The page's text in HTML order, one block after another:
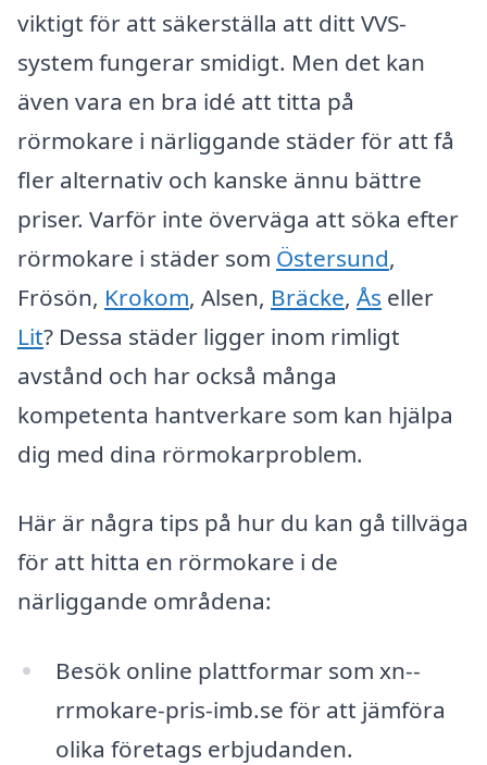
viktigt för att säkerställa att ditt VVS-
system fungerar smidigt. Men det kan
även vara en bra idé att titta på
rörmokare i närliggande städer för att få
fler alternativ och kanske ännu bättre
priser. Varför inte överväga att söka efter
rörmokare i städer som Östersund,
Frösön, Krokom, Alsen, Bräcke, Ås eller
Lit? Dessa städer ligger inom rimligt
avstånd och har också många
kompetenta hantverkare som kan hjälpa
dig med dina rörmokarproblem.
Här är några tips på hur du kan gå tillväga
för att hitta en rörmokare i de
närliggande områdena:
Besök online plattformar som xn--
rrmokare-pris-imb.se för att jämföra
olika företags erbjudanden.